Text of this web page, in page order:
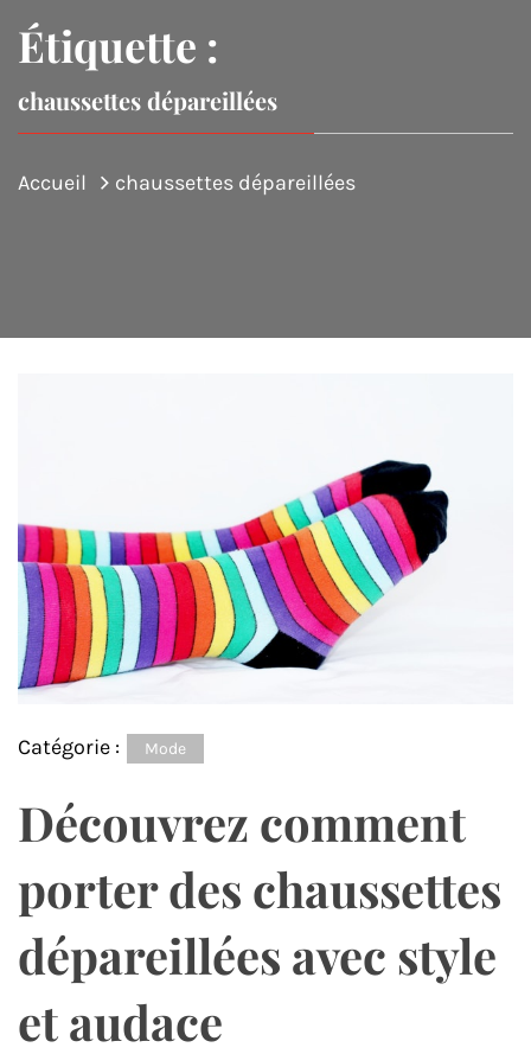
Étiquette :
chaussettes dépareillées
Accueil chaussettes dépareillées
Catégorie : Mode
Découvrez comment
porter des chaussettes
dépareillées avec style
et audace